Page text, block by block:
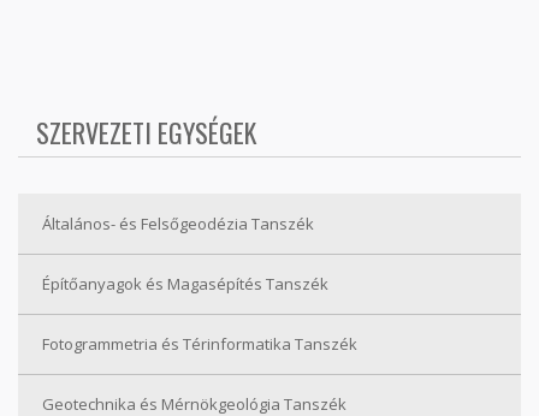
SZERVEZETI EGYSÉGEK
Általános- és Felsőgeodézia Tanszék
Építőanyagok és Magasépítés Tanszék
Fotogrammetria és Térinformatika Tanszék
Geotechnika és Mérnökgeológia Tanszék